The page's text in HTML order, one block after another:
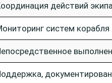
действий
систем корабля